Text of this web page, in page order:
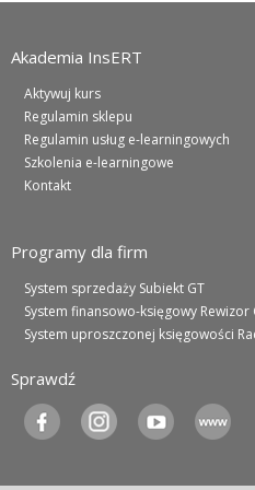
Akademia InsERT
Aktywuj kurs
Regulamin sklepu
Regulamin usług e-learningowych
Szkolenia e-learningowe
Kontakt
Programy dla firm
System sprzedaży Subiekt GT
System finansowo-księgowy Rewizor
System uproszczonej księgowości
Sprawdź